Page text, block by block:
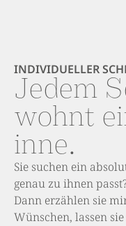
INDIVIDUELLER
Jedem
wohnt
inne.
Sie suchen ein
genau zu ihnen
Dann erzählen sie
Wünschen, lassen